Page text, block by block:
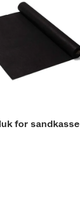
for sandkasse